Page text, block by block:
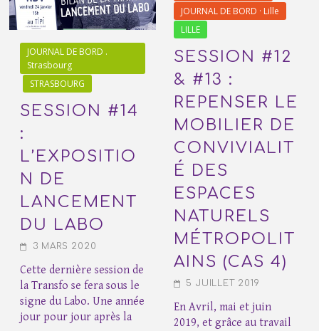
JOURNAL DE BORD .
Strasbourg
STRASBOURG
SESSION #14
:
L’EXPOSITIO
N DE
LANCEMENT
DU LABO
3 MARS 2020
Cette dernière session de
la Transfo se fera sous le
signe du Labo. Une année
jour pour jour après la
JOURNAL DE BORD · Lille
LILLE
SESSION #12
& #13 :
REPENSER LE
MOBILIER DE
CONVIVIALIT
É DES
ESPACES
NATURELS
MÉTROPOLIT
AINS (CAS 4)
5 JUILLET 2019
En Avril, mai et juin
2019, et grâce au travail